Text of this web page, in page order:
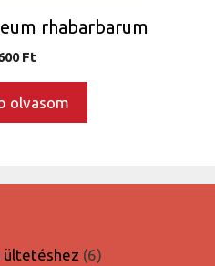
rhabarbarum
Ft
olvasom
ültetéshez 66